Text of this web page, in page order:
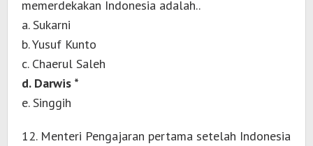
memerdekakan Indonesia adalah..
a. Sukarni
b. Yusuf Kunto
c. Chaerul Saleh
d. Darwis *
e. Singgih
12. Menteri Pengajaran pertama setelah Indonesia